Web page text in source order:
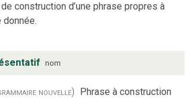
construction d’une phrase propres à
donnée.
nom
nouvelle) Phrase à construction